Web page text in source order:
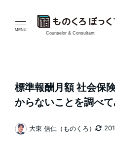
MENU
Counselor & Consultant
標準報酬月額 社会保
からないことを調べて
著
大東 信仁（ものくろ）